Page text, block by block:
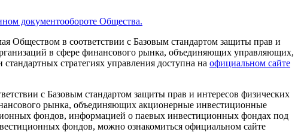
документообороте Общества.
Обществом в соответствии с Базовым стандартом защиты прав и
в сфере финансового рынка, объединяющих управляющих,
стратегиях управления доступна на официальном сайте
с Базовым стандартом защиты прав и интересов физических
рынка, объединяющих акционерные инвестиционные
фондов, информацией о паевых инвестиционных фондах под
фондов, можно ознакомиться официальном сайте